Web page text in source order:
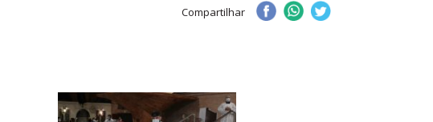
Compartilhar